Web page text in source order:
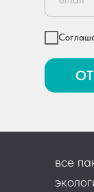
все